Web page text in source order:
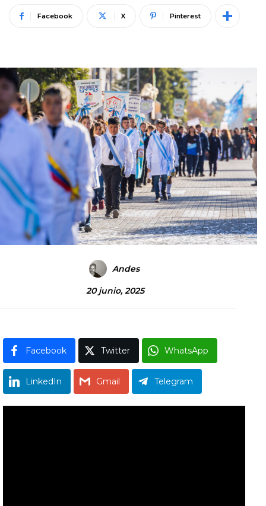
Facebook X Pinterest
Andes
20 junio, 2025
Facebook Twitter WhatsApp
LinkedIn Gmail Telegram